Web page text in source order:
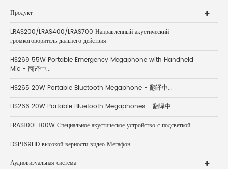
Продукт
LRAS200/LRAS400/LRAS700 Направленный акустический
громкоговоритель дальнего действия
HS269 55W Portable Emergency Megaphone with Handheld
Mic - 翻译中...
HS265 20W Portable Bluetooth Megaphone - 翻译中...
HS266 20W Portable Bluetooth Megaphones - 翻译中...
LRAS100L 100W Специальное акустическое устройство с подсветкой
DSP169HD высокой верности видео Мегафон
Аудиовизуальная система